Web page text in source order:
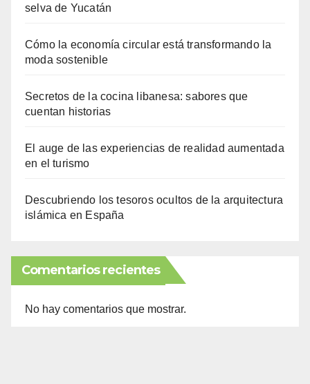
selva de Yucatán
Cómo la economía circular está transformando la
moda sostenible
Secretos de la cocina libanesa: sabores que
cuentan historias
El auge de las experiencias de realidad aumentada
en el turismo
Descubriendo los tesoros ocultos de la arquitectura
islámica en España
Comentarios recientes
No hay comentarios que mostrar.